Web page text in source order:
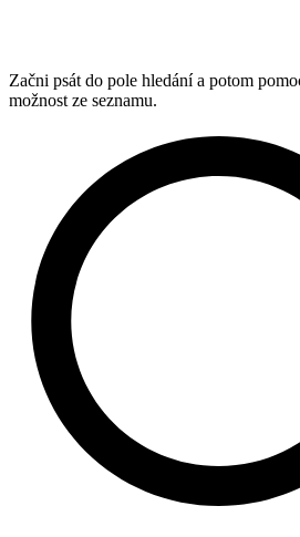
Začni psát do pole hledání a potom
možnost ze seznamu.